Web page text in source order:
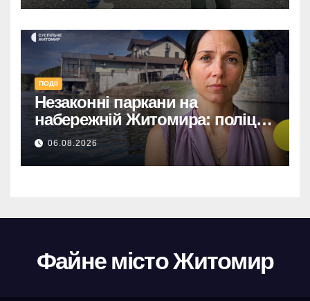
ПОДІЇ
Незаконні паркани на
набережній Житомира: поліція
перевіряє погрози від
представниць міськради
06.08.2026
Файне місто Житомир